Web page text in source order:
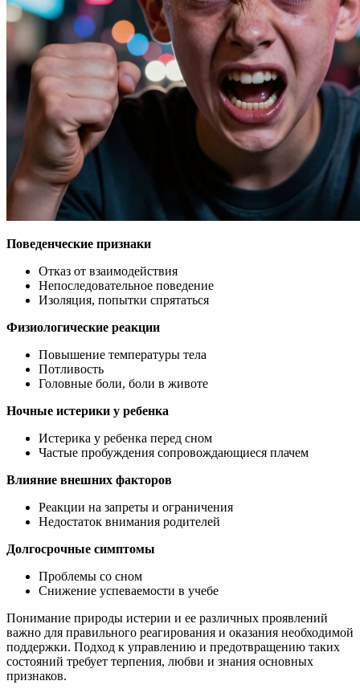
Поведенческие признаки
Отказ от взаимодействия
Непоследовательное поведение
Изоляция, попытки спрятаться
Физиологические реакции
Повышение температуры тела
Потливость
Головные боли, боли в животе
Ночные истерики у ребенка
Истерика у ребенка перед сном
Частые пробуждения сопровождающиеся плачем
Влияние внешних факторов
Реакции на запреты и ограничения
Недостаток внимания родителей
Долгосрочные симптомы
Проблемы со сном
Снижение успеваемости в учебе
Понимание природы истерии и ее различных проявлений
важно для правильного реагирования и оказания необходимой
поддержки. Подход к управлению и предотвращению таких
состояний требует терпения, любви и знания основных
признаков.